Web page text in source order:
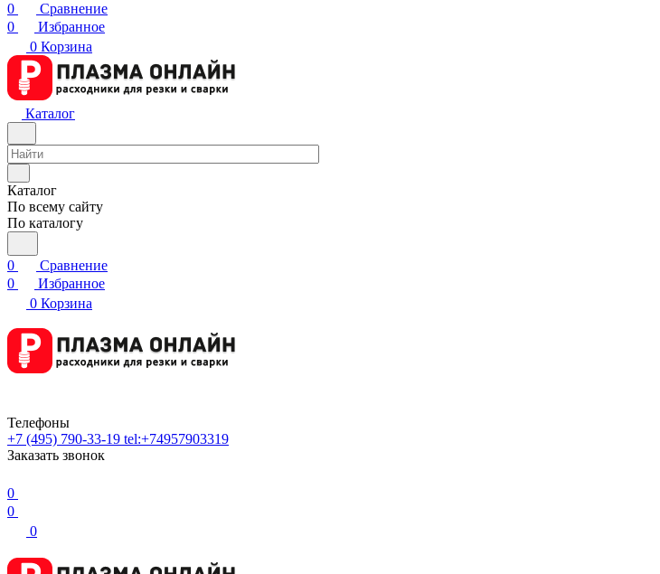
0
Сравнение
0
Избранное
0 Корзина
Каталог
Каталог
По всему сайту
По каталогу
0
Сравнение
0
Избранное
0 Корзина
Телефоны
+7 (495) 790-33-19 tel:+74957903319
Заказать звонок
0
0
0